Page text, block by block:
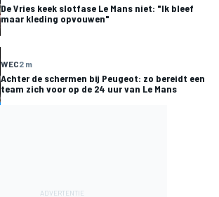
De Vries keek slotfase Le Mans niet: "Ik bleef
maar kleding opvouwen"
WEC2 m
Achter de schermen bij Peugeot: zo bereidt een
team zich voor op de 24 uur van Le Mans